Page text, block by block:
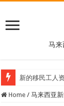
马来
新的移民工人
Home / 马来西亚